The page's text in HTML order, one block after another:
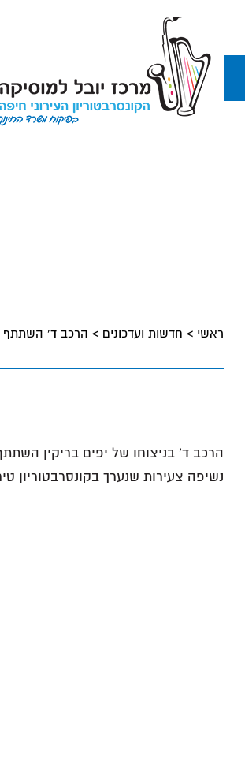
ראשי > חדשות ועדכונים > הרכב ד' השתתף
הרכב ד' בניצוחו של יפים בריקין
נשיפה צעירות שנערך בקונסרבטוריון